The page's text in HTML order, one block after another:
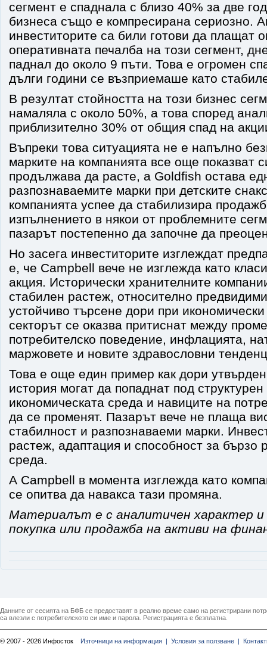
сегмент е спаднала с близо 40% за две
бизнеса също е компресирана сериозно.
инвеститорите са били готови да плащат
оперативната печалба на този сегмент,
паднал до около 9 пъти. Това е огромен
дълги години се възприемаше като
В резултат стойността на този бизнес
намаляла с около 50%, а това според
приблизително 30% от общия спад на
Въпреки това ситуацията не е напълно
марките на компанията все още показват
продължава да расте, а Goldfish остава
разпознаваемите марки при детските
компанията успее да стабилизира
изпълнението в някои от проблемните
пазарът постепенно да започне да
Но засега инвеститорите изглеждат
е, че Campbell вече не изглежда като
акция. Исторически хранителните
стабилен растеж, относително
устойчиво търсене дори при
секторът се оказва притиснат между
потребителско поведение, инфлацията,
маржовете и новите здравословни
Това е още един пример как дори
история могат да попаднат под структурен
икономическата среда и навиците на
да се променят. Пазарът вече не плаща
стабилност и разпознаваеми марки.
растеж, адаптация и способност за бързо
среда.
А Campbell в момента изглежда като
се опитва да навакса тази промяна.
Материалът е с аналитичен характер и
покупка или продажба на активи на
Данните от сесията на БФБ се предоставят в реално време само на регистрирани
са влезли с потребителското си име и парола. Регистрацията е безплатна.
© 2007 - 2026 Инфосток Източници на информация | Условия за ползване |